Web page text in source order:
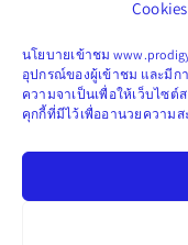
Cookies
นโยบายเข้าชม
อุปกรณ์ของผู้เข้าชม และมีก
ความจาเป็นเพื่อให้เว็บไซต์
คุกกี้ที่มีไว้เพื่ออานวยความ
Email